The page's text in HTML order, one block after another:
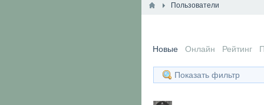
Пользователи
Новые Онлайн Рейтинг
Показать фильтр